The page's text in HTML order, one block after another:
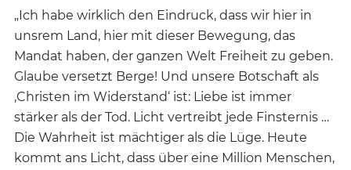
„Ich habe wirklich den Eindruck, dass wir hier in
unsrem Land, hier mit dieser Bewegung, das
Mandat haben, der ganzen Welt Freiheit zu geben.
Glaube versetzt Berge! Und unsere Botschaft als
‚Christen im Widerstand‘ ist: Liebe ist immer
stärker als der Tod. Licht vertreibt jede Finsternis …
Die Wahrheit ist mächtiger als die Lüge. Heute
kommt ans Licht, dass über eine Million Menschen,